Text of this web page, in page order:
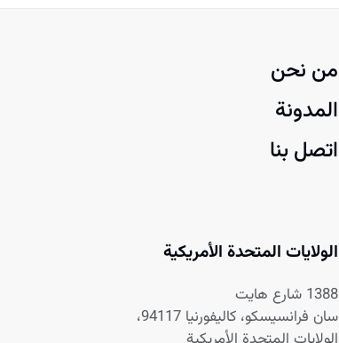
من نحن
المدونة
اتصل بنا
الولايات المتحدة الأمريكية
1388 شارع هايت
سان فرانسيسكو، كاليفورنيا 94117،